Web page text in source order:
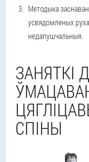
Методыка
усвядомленых
недапушчальныя.
ЗАНЯТКІ
СПІНЫ